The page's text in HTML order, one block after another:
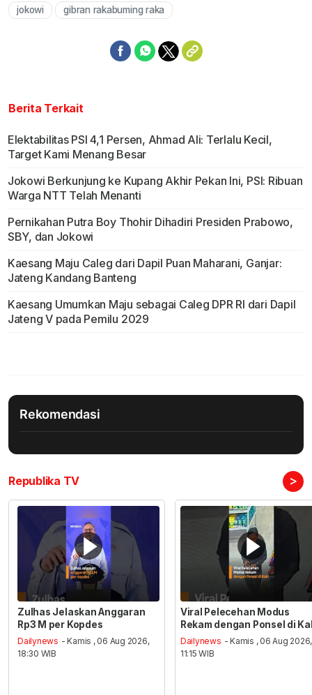
jokowi gibran rakabuming raka
Berita Terkait
Elektabilitas PSI 4,1 Persen, Ahmad Ali: Terlalu Kecil,
Target Kami Menang Besar
Jokowi Berkunjung ke Kupang Akhir Pekan Ini, PSI: Ribuan
Warga NTT Telah Menanti
Pernikahan Putra Boy Thohir Dihadiri Presiden Prabowo,
SBY, dan Jokowi
Kaesang Maju Caleg dari Dapil Puan Maharani, Ganjar:
Jateng Kandang Banteng
Kaesang Umumkan Maju sebagai Caleg DPR RI dari Dapil
Jateng V pada Pemilu 2029
Rekomendasi
Republika TV >
Zulhas Jelaskan Anggaran
Rp3 M per Kopdes
Dailynews - Kamis , 06 Aug 2026,
18:30 WIB
Viral Pelecehan Modus
Rekam dengan Ponsel di
Dailynews - Kamis , 06 Aug 2026,
11:15 WIB